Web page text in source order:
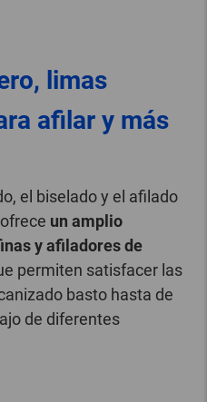
limas
afilar y más
el biselado y el afilado
un amplio
y afiladores de
permiten satisfacer las
basto hasta de
de diferentes